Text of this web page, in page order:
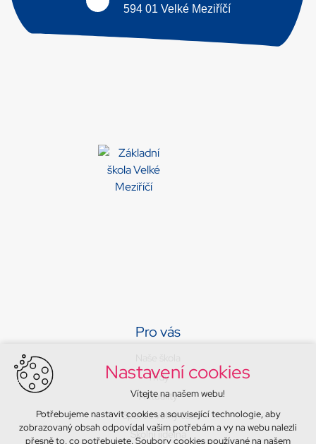
594 01 Velké Meziříčí
Pro vás
Třídy
Aktuality
Sport a volný čas
Školní jídelna
Nastavení cookies
Vítejte na našem webu!
Potřebujeme nastavit cookies a související technologie, aby
zobrazovaný obsah odpovídal vašim potřebám a vy na webu nalezli
přesně to, co potřebujete. Soubory cookies používané na našem